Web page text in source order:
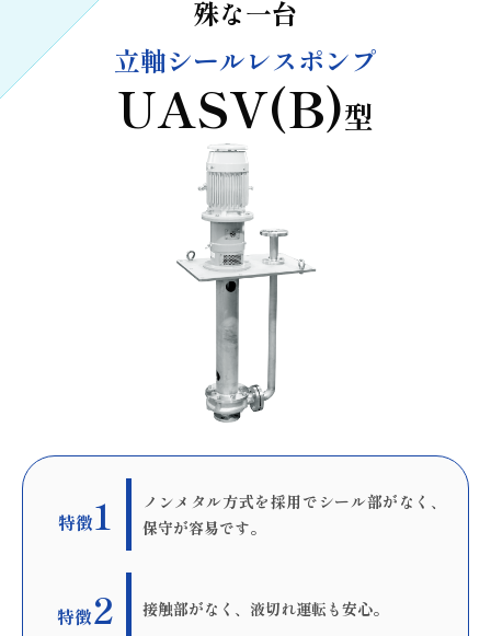
殊な一台
立軸シールレスポンプ
UASV(B)型
特徴1
ノンメタル方式を採用でシール部がなく、
保守が容易です。
特徴2 接触部がなく、液切れ運転も安心。